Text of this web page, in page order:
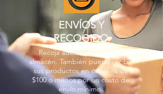
ENVÍOS Y
RECOGIDO
Recoja además en nuestro
almacén. También puede recibir
sus productos en órdenes de
$100 o menos por un costo de
envío mínimo.